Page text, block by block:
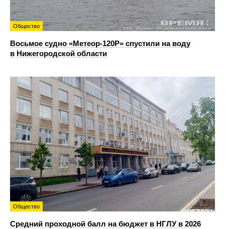
Общество
Восьмое судно «Метеор-120Р» спустили на воду
в Нижегородской области
Общество
Средний проходной балл на бюджет в НГЛУ в 2026